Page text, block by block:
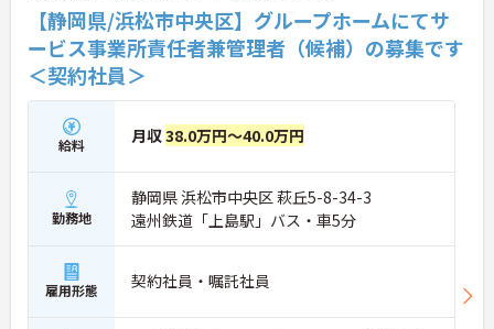
【静岡県/浜松市中央区】グループホームにてサ
ービス事業所責任者兼管理者（候補）の募集です
＜契約社員＞
給料 月収38.0万円～40.0万円
勤務地
静岡県 浜松市中央区 萩丘5-8-34-3
遠州鉄道「上島駅」バス・車5分
雇用形態 契約社員・嘱託社員